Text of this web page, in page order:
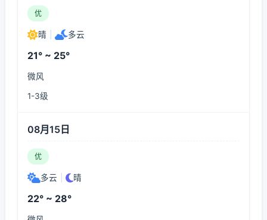
优
晴 多云
21° ~ 25°
微风
1-3级
08月15日
优
多云 晴
22° ~ 28°